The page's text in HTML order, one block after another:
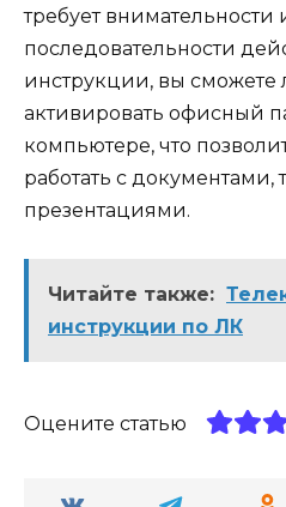
требует
последовательности
инструкции, вы сможете
активировать офисный
компьютере, что
работать с документами,
презентациями.
Читайте также:
инструкции по ЛК
Оцените статью